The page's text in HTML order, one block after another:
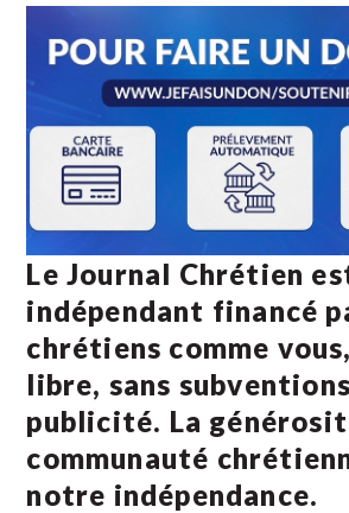
Le Journal Chrétien
indépendant financé
chrétiens comme
libre, sans
publicité. La
communauté
notre indépendance.